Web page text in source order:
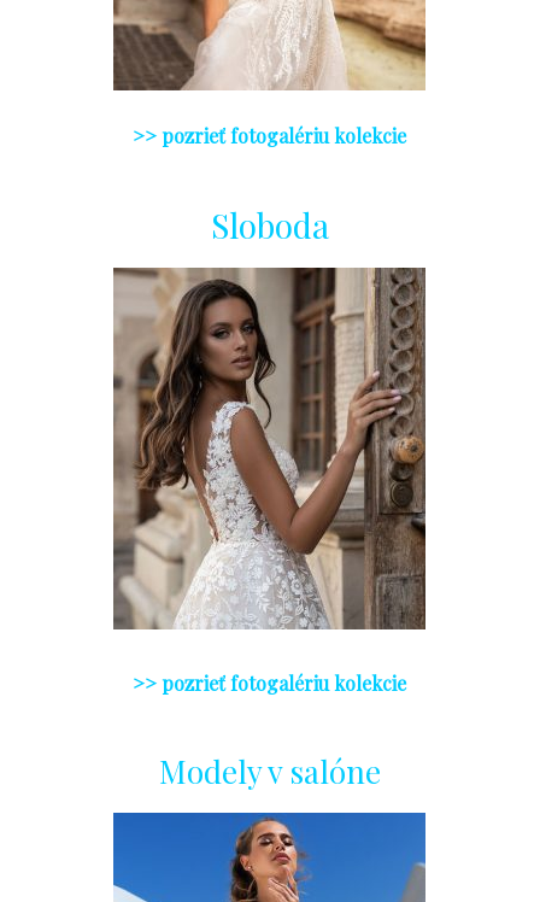
>> pozrieť fotogalériu kolekcie
Sloboda
>> pozrieť fotogalériu kolekcie
Modelyv salóne